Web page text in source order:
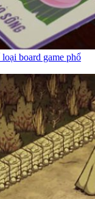
board game phổ